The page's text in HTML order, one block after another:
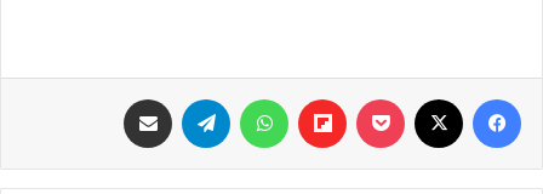
فيسبوك ‫Pocket
Flipboard واتساب تيلقرام